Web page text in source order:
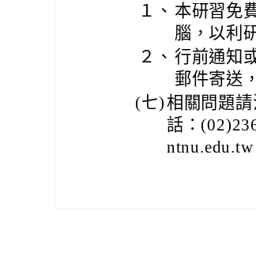
１、 本研習免
腦，以利
２、 行前通知
郵件寄送
(七)相關問題
話：
ntnu.edu.tw